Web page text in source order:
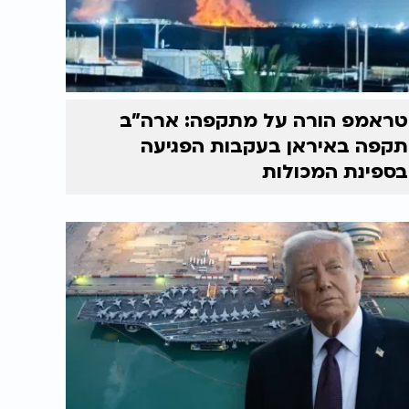
טראמפ הורה על מתקפה: ארה"ב
תקפה באיראן בעקבות הפגיעה
בספינת המכולות